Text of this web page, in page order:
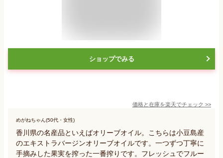
ショップでみる
価格と在庫を楽天でチェック >>
めがねちゃん(50代・女性)
香川県の名産品といえばオリーブオイル。こちらは小豆島産
のエキストラバージンオリーブオイルです。一つずつ丁寧に
手摘みした果実を搾った一番搾りです。フレッシュでフルー